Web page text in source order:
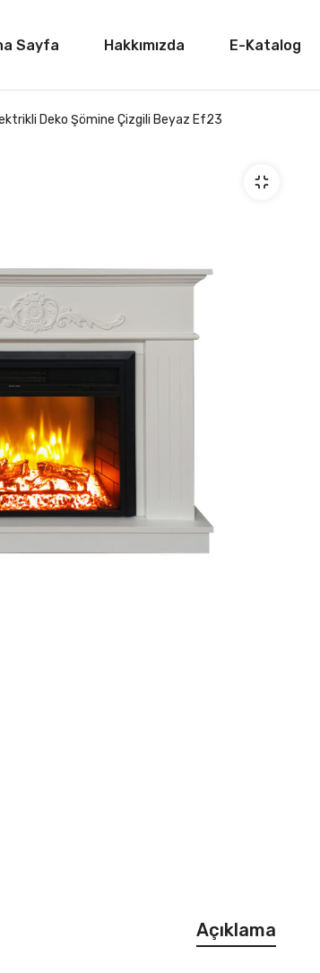
Sayfa Hakkımızda E-Katalog
Deko Şömine Çizgili Beyaz Ef23
Açıklama